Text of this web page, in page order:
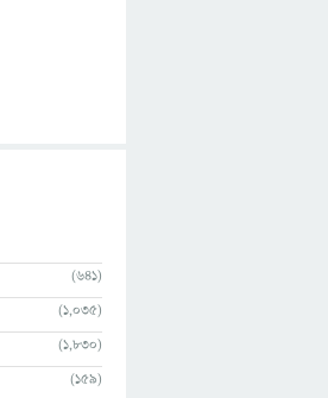
(641)
(1,035)
(1,830)
(159)